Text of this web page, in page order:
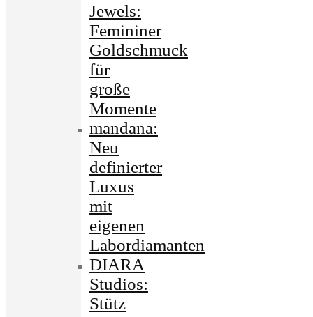
Jewels:
Femininer
Goldschmuck
für
große
Momente
mandana:
Neu
definierter
Luxus
mit
eigenen
Labordiamanten
DIARA
Studios:
Stütz